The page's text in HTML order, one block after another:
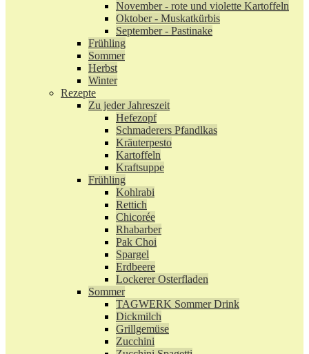
November - rote und violette Kartoffeln
Oktober - Muskatkürbis
September - Pastinake
Frühling
Sommer
Herbst
Winter
Rezepte
Zu jeder Jahreszeit
Hefezopf
Schmaderers Pfandlkas
Kräuterpesto
Kartoffeln
Kraftsuppe
Frühling
Kohlrabi
Rettich
Chicorée
Rhabarber
Pak Choi
Spargel
Erdbeere
Lockerer Osterfladen
Sommer
TAGWERK Sommer Drink
Dickmilch
Grillgemüse
Zucchini